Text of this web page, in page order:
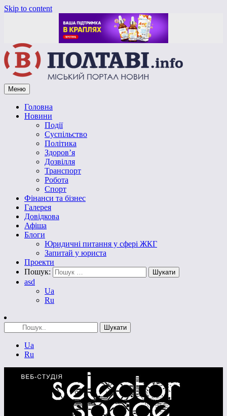
Skip to content
Vpoltave.info
Полтавський портал новин
Меню
Головна
Новини
Події
Суспільство
Політика
Здоров’я
Дозвілля
Транспорт
Робота
Спорт
Фінанси та бізнес
Галерея
Довідкова
Афіша
Блоги
Юридичні питання у сфері ЖКГ
Запитай у юриста
Проекти
Пошук:
asd
Ua
Ru
Ua
Ru